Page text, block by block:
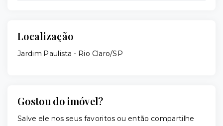
Localização
Jardim Paulista - Rio Claro/SP
Gostou do imóvel?
Salve ele nos seus favoritos ou então compartilhe